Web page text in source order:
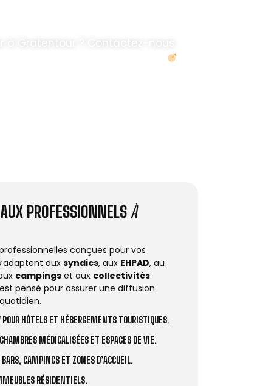
à Gratentour ? Contactez-nous.
PROFESSIONNELS À
conçues pour vos
aux syndics, aux EHPAD, au
campings et aux collectivités
pensé pour assurer une diffusion
HÔTELS ET HÉBERGEMENTS TOURISTIQUES.
MÉDICALISÉES ET ESPACES DE VIE.
CAMPINGS ET ZONES D’ACCUEIL.
RÉSIDENTIELS.